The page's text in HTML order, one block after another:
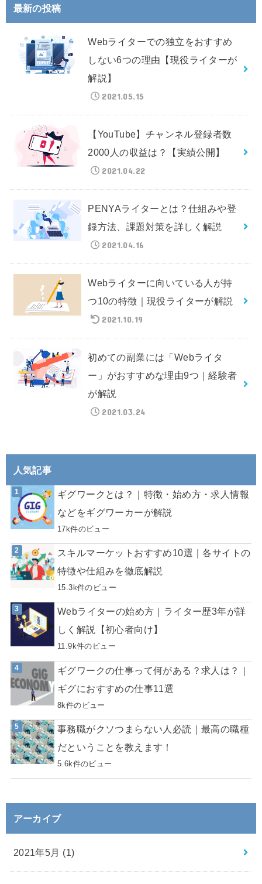
最新の投稿
Webライターでの独立をおすすめ
しない6つの理由【現役ライターが
解説】
2021.05.15
【YouTube】チャンネル登録者数
2000人の収益は？【実績公開】
2021.04.22
PENYAライターとは？仕組みや登
録方法、課題対策を詳しく解説
2021.04.16
Webライターに向いている人が持
つ10の特徴｜現役ライターが解説
2021.10.19
初めての副業には「Webライタ
ー」がおすすめな理由9つ｜経験者
が解説
2021.03.24
人気記事
ギグワークとは？｜特徴・始め方・求人情報
などをギグワーカーが解説
17k件のビュー
スキルマーケットおすすめ10選｜各サイトの
特徴や仕組みを徹底解説
15.3k件のビュー
Webライターの始め方｜ライター歴3年が詳
しく解説【初心者向け】
11.9k件のビュー
ギグワークの仕事って何がある？求人は？｜
ギグにおすすめの仕事11選
8k件のビュー
事務職がクソつまらない人必読｜最高の職種
だということを教えます！
5.6k件のビュー
アーカイブ
2021年5月 (1)